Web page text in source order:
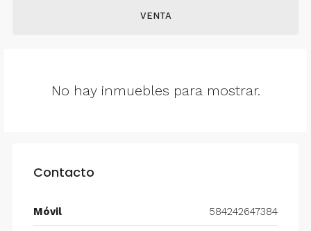
VENTA
No hay inmuebles para mostrar.
Contacto
Móvil 584242647384